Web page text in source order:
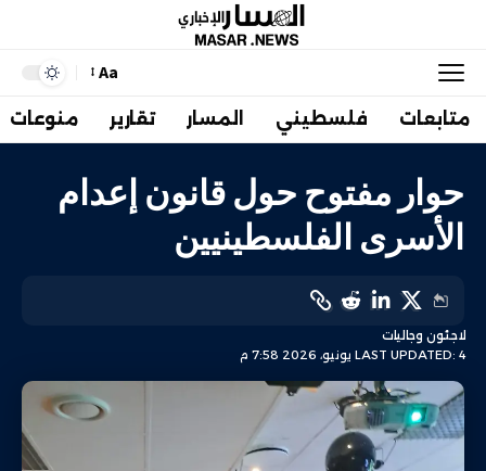
Aa
متابعات فلسطيني المسار تقارير منوعات
حوار مفتوح حول قانون إعدام
الأسرى الفلسطينيين
LAST UPDATED: 4 يونيو، 2026 7:58 م
لاجئون وجاليات